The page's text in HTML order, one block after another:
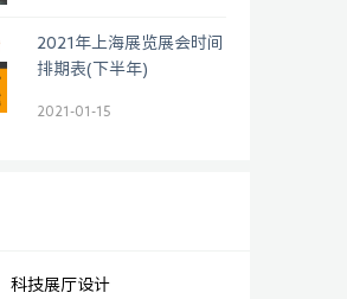
2021年上海展览展会时间
排期表(下半年)
2021-01-15
科技展厅设计